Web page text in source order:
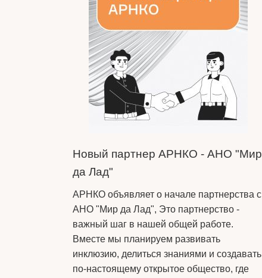
Новый партнер АРНКО - АНО "Мир
да Лад"
АРНКО объявляет о начале партнерства с
АНО "Мир да Лад", Это партнерство -
важный шаг в нашей общей работе.
Вместе мы планируем развивать
инклюзию, делиться знаниями и создавать
по-настоящему открытое общество, где